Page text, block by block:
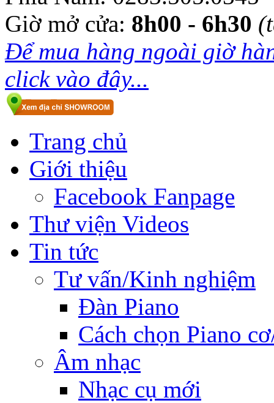
Giờ mở cửa: 8h00 - 6h30
Để mua hàng ngoài giờ
click vào đây...
Trang chủ
Giới thiệu
Facebook Fanpage
Thư viện Videos
Tin tức
Tư vấn/Kinh nghiệm
Đàn Piano
Cách chọn Piano
Âm nhạc
Nhạc cụ mới